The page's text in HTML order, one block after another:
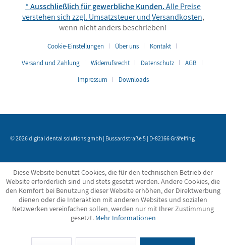
*Ausschließlich für gewerbliche Kunden.Alle Preise
verstehen sich zzgl. Umsatzsteuer undVersandkosten,
wenn nicht anders beschrieben!
Cookie-Einstellungen Über uns
Kontakt
Versand und Zahlung
Widerrufsrecht Datenschutz
AGB
Impressum
Downloads
© 2026 digital dental solutions gmbh | Bussardstraße 5 | D-82166 Gräfelfing
Diese Website benutzt Cookies, die für den technischen Betrieb der
Website erforderlich sind und stets gesetzt werden. Andere Cookies, die
den Komfort bei Benutzung dieser Website erhöhen, der Direktwerbung
dienen oder die Interaktion mit anderen Websites und sozialen
Netzwerken vereinfachen sollen, werden nur mit Ihrer Zustimmung
gesetzt. Mehr Informationen